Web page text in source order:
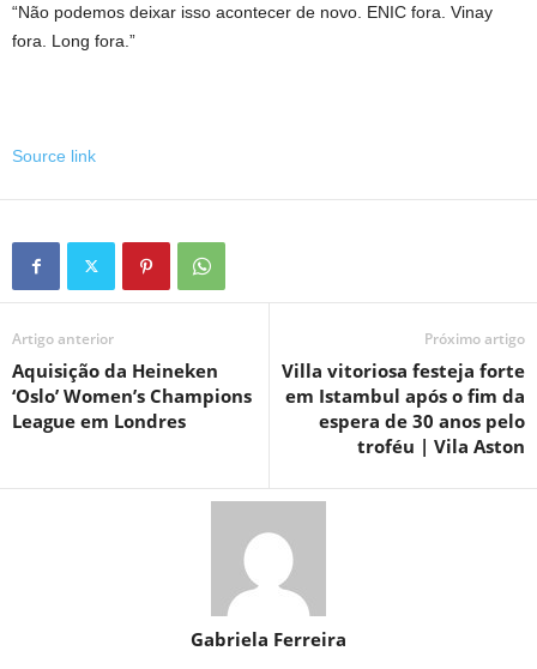
“Não podemos deixar isso acontecer de novo. ENIC fora. Vinay
fora. Long fora.”
Source link
Artigo anterior
Aquisição da Heineken
‘Oslo’ Women’s Champions
League em Londres
Próximo artigo
Villa vitoriosa festeja forte
em Istambul após o fim da
espera de 30 anos pelo
troféu | Vila Aston
Gabriela Ferreira